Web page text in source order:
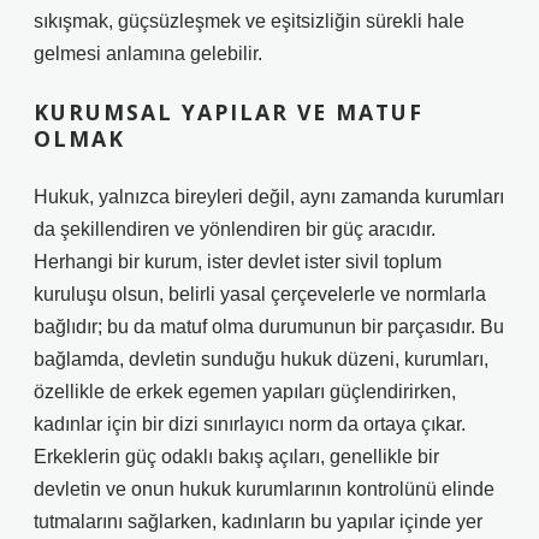
sıkışmak, güçsüzleşmek ve eşitsizliğin sürekli hale
gelmesi anlamına gelebilir.
KURUMSAL YAPILAR VE MATUF
OLMAK
Hukuk, yalnızca bireyleri değil, aynı zamanda kurumları
da şekillendiren ve yönlendiren bir güç aracıdır.
Herhangi bir kurum, ister devlet ister sivil toplum
kuruluşu olsun, belirli yasal çerçevelerle ve normlarla
bağlıdır; bu da matuf olma durumunun bir parçasıdır. Bu
bağlamda, devletin sunduğu hukuk düzeni, kurumları,
özellikle de erkek egemen yapıları güçlendirirken,
kadınlar için bir dizi sınırlayıcı norm da ortaya çıkar.
Erkeklerin güç odaklı bakış açıları, genellikle bir
devletin ve onun hukuk kurumlarının kontrolünü elinde
tutmalarını sağlarken, kadınların bu yapılar içinde yer